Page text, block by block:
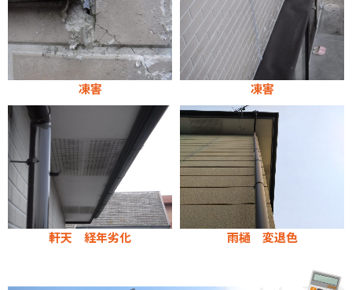
凍害 凍害
軒天 経年劣化 雨樋 変退色